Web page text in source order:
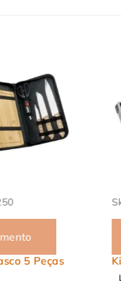
Sku:
Orçamento
Kit Churrasco 3 Peças